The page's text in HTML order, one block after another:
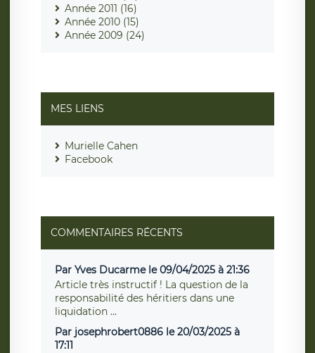
Année 2011 (16)
Année 2010 (15)
Année 2009 (24)
MES LIENS
Murielle Cahen
Facebook
COMMENTAIRES RÉCENTS
Par Yves Ducarme le 09/04/2025 à 21:36
Article très instructif ! La question de la
responsabilité des héritiers dans une
liquidation ...
Par josephrobert0886 le 20/03/2025 à
17:11